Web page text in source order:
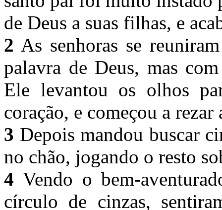
de Deus a suas filhas, e
2 As senhoras se
palavra de Deus, mas
Ele levantou os olhos
coração, e começou a
3 Depois mandou buscar
no chão, jogando o resto
4 Vendo o bem-
círculo de cinzas,